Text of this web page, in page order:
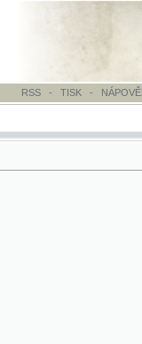
-NÁPOVĚDA - ODKAZY -